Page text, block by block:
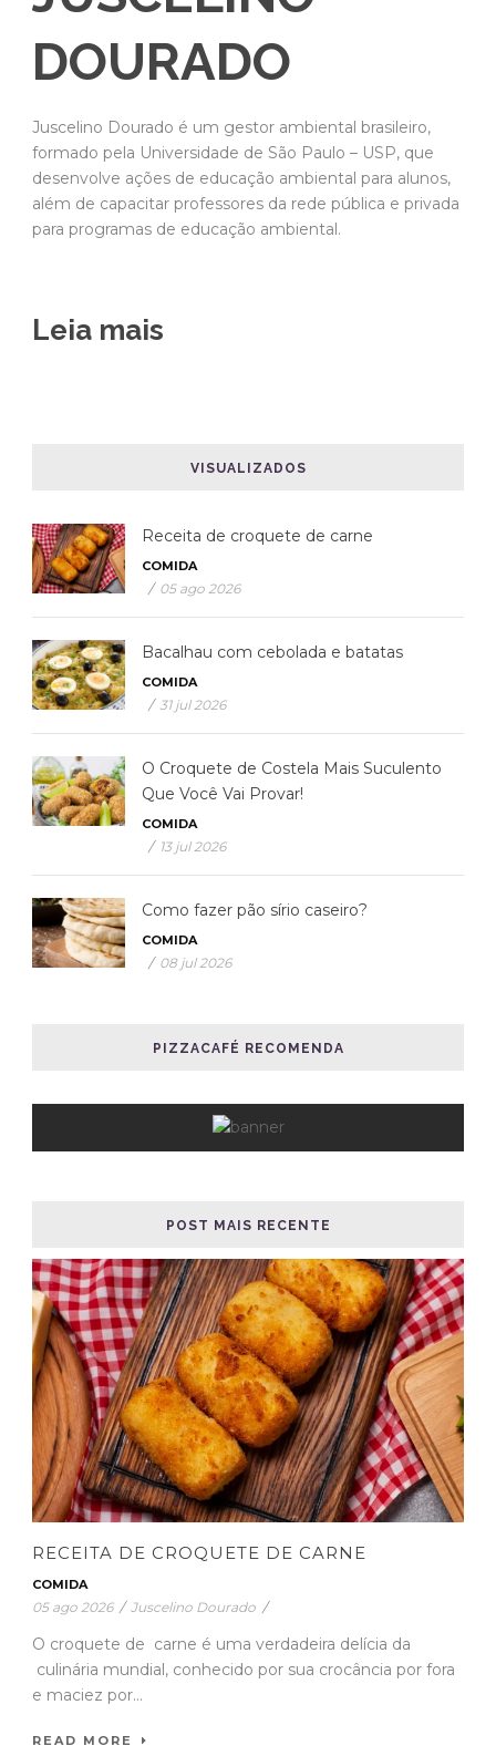
DOURADO
Juscelino Dourado é um gestor ambiental brasileiro,
formado pela Universidade de São Paulo – USP, que
desenvolve ações de educação ambiental para alunos,
além de capacitar professores da rede pública e privada
para programas de educação ambiental.
Leia mais
VISUALIZADOS
Receita de croquete de carne
COMIDA
/ 05 ago 2026
Bacalhau com cebolada e batatas
COMIDA
/ 31 jul 2026
O Croquete de Costela Mais Suculento
Que Você Vai Provar!
COMIDA
/ 13 jul 2026
Como fazer pão sírio caseiro?
COMIDA
/ 08 jul 2026
PIZZACAFÉ RECOMENDA
POST MAIS RECENTE
RECEITA DE CROQUETE DE CARNE
COMIDA
05 ago 2026 / Juscelino Dourado /
O croquete de carne é uma verdadeira delícia da
culinária mundial, conhecido por sua crocância por fora
e maciez por...
READ MORE